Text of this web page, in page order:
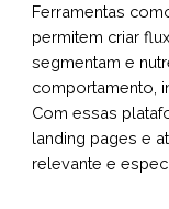
Ferramentas
permitem criar
segmentam e
comportamento,
Com essas
landing pages e
relevante e